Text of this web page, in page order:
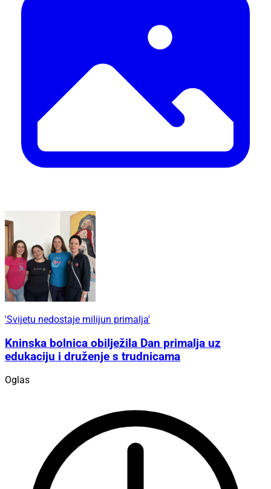
'Svijetu nedostaje milijun primalja'
Kninska bolnica obilježila Dan primalja uz
edukaciju i druženje s trudnicama
Oglas